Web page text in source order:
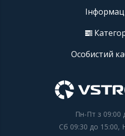
Особистий
Пн-Пт з 09:00
Сб 09:30 до 15:00,